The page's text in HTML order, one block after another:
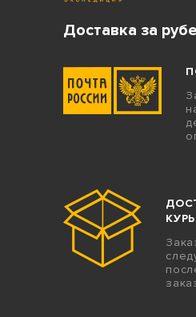
Доставка за